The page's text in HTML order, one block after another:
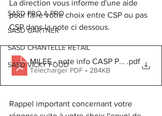
SASD PRO A PRO
SASD GARTNER
SASD CHANTELLE RETAIL
SASD VICKY FOOD
La direction vous informe d'une aide
pour faire votre choix entre CSP ou pas
CSP dans la note ci dessous.
MILEE - note info CASP PGL 250724
.pdf
Télécharger PDF • 284KB
Rappel important concernant votre